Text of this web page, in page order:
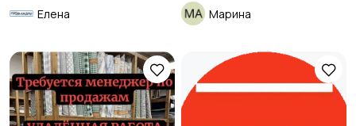
Елена Марина